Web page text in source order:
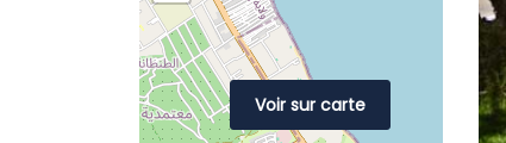
Voir sur carte